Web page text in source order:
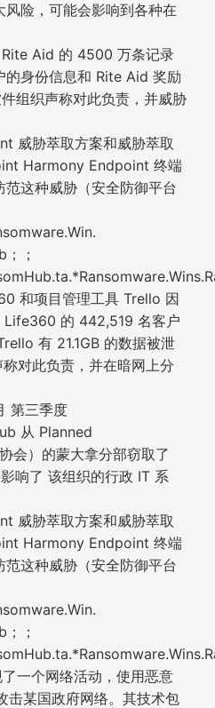
险，可能会影响到各种在
Aid 的 4500 万条记录
的身份信息和 Rite Aid 奖励
组织声称对此负责，并威胁
威胁萃取方案和威胁萃取
Harmony Endpoint 终端
这种威胁（安全防御平台
；
和项目管理工具 Trello 因
Life360 的 442,519 名客户
有 21.1GB 的数据被泄
对此负责，并在暗网上分
第三季度
从 Planned
会）的蒙大拿分部窃取了
响了 该组织的行政 IT 系
威胁萃取方案和威胁萃取
Harmony Endpoint 终端
这种威胁（安全防御平台
；
一个网络活动，使用恶意
某国政府网络。其技术包